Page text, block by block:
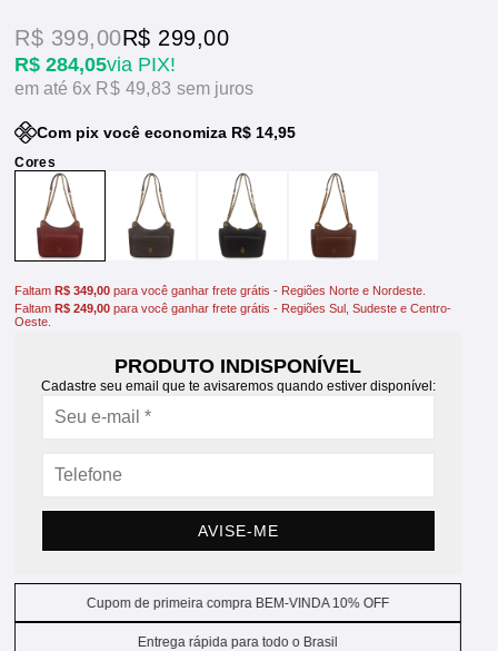
R$ 284,05via PIX!
R$ 399,00R$ 299,00
6x R$ 49,83sem juros
Com pix você economiza R$ 14,95
FaltamR$ 349,00 para você ganhar frete grátis - Regiões Norte e Nordeste.
FaltamR$ 249,00 para você ganhar frete grátis - Regiões Sul, Sudeste e Centro-
Oeste.
PRODUTO INDISPONÍVEL
Cadastre seu email que te avisaremos quando estiver disponível:
AVISE-ME
Cupom de primeira compra BEM-VINDA 10% OFF
Entrega rápida para todo o Brasil